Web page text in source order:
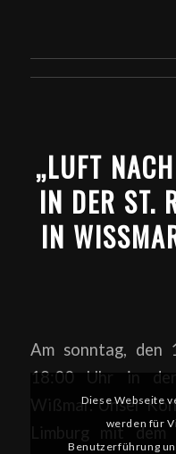
„LUFT
IN DER ST.
IN
Am sonntag, den
18:00 Uhr in
Wißmar. Unser
Limburg mit
Diese Webseite
werden für
Benutzerführung